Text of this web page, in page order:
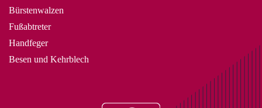
Bürstenwalzen
Fußabtreter
Handfeger
Besen und Kehrblech